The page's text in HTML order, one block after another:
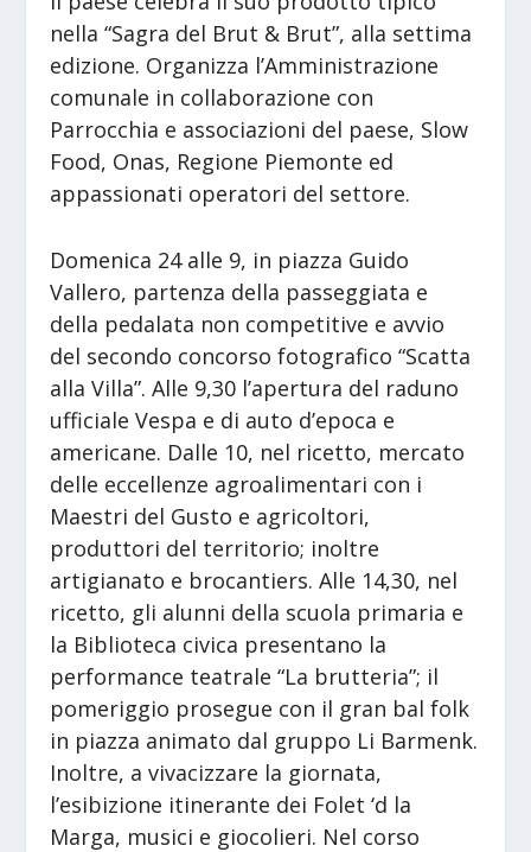
nella “Sagra del Brut & Brut”, alla settima
edizione. Organizza l’Amministrazione
comunale in collaborazione con
Parrocchia e associazioni del paese, Slow
Food, Onas, Regione Piemonte ed
appassionati operatori del settore.
Domenica 24 alle 9, in piazza Guido
Vallero, partenza della passeggiata e
della pedalata non competitive e avvio
del secondo concorso fotografico “Scatta
alla Villa”. Alle 9,30 l’apertura del raduno
ufficiale Vespa e di auto d’epoca e
americane. Dalle 10, nel ricetto, mercato
delle eccellenze agroalimentari con i
Maestri del Gusto e agricoltori,
produttori del territorio; inoltre
artigianato e brocantiers. Alle 14,30, nel
ricetto, gli alunni della scuola primaria e
la Biblioteca civica presentano la
performance teatrale “La brutteria”; il
pomeriggio prosegue con il gran bal folk
in piazza animato dal gruppo Li Barmenk.
Inoltre, a vivacizzare la giornata,
l’esibizione itinerante dei Folet ‘d la
Marga, musici e giocolieri. Nel corso